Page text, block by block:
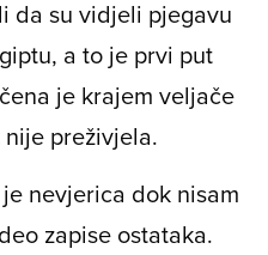
da su vidjeli pjegavu
a to je prvi put
je krajem veljače
preživjela.
nevjerica dok nisam
zapise ostataka.